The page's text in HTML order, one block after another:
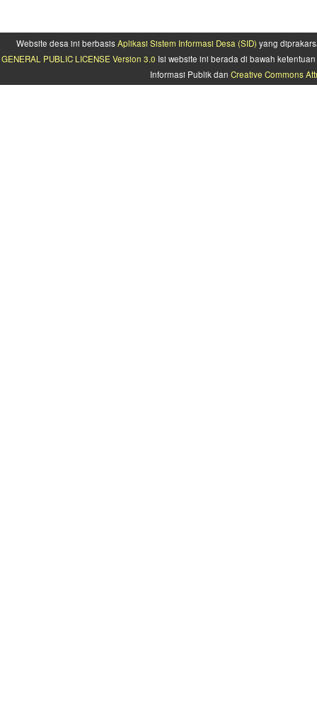
Website desa ini berbasisAplikasi Sistem Informasi Desa (SID) yang
GENERAL PUBLIC LICENSE Version 3.0 Isi website ini berada di bawah
Informasi Publik dan Creative Commons